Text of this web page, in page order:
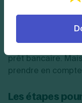
Par conséquent,
important, plus
prêt bancaire.
prendre en
Les étapes